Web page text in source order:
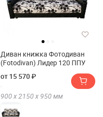
Диван книжка Фотодиван
(Fotodivan) Лидер 120 ППУ
от 15 570 ₽
900 х2150 х 950 мм